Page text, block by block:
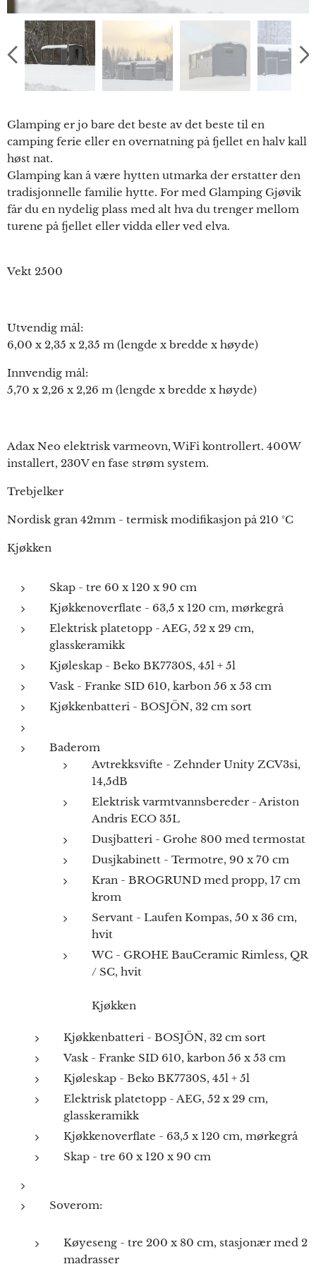
Glamping er jo bare det beste av det beste til en
camping ferie eller en overnatning på fjellet en halv kall
høst nat.
Glamping kan å være hytten utmarka der erstatter den
tradisjonnelle familie hytte. For med Glamping Gjøvik
får du en nydelig plass med alt hva du trenger mellom
turene på fjellet eller vidda eller ved elva.
Vekt 2500
Utvendig mål:
6,00 x 2,35 x 2,35 m (lengde x bredde x høyde)
Innvendig mål:
5,70 x 2,26 x 2,26 m (lengde x bredde x høyde)
Adax Neo elektrisk varmeovn, WiFi kontrollert. 400W
installert, 230V en fase strøm system.
Trebjelker
Nordisk gran 42mm - termisk modifikasjon på 210 °C
Kjøkken
Skap - tre 60 x 120 x 90 cm
Kjøkkenoverflate - 63,5 x 120 cm, mørkegrå
Elektrisk platetopp - AEG, 52 x 29 cm,
glasskeramikk
Kjøleskap - Beko BK7730S, 45l + 5l
Vask - Franke SID 610, karbon 56 x 53 cm
Kjøkkenbatteri - BOSJÖN, 32 cm sort
Baderom
Avtrekksvifte - Zehnder Unity ZCV3si,
14,5dB
Elektrisk varmtvannsbereder - Ariston
Andris ECO 35L
Dusjbatteri - Grohe 800 med termostat
Dusjkabinett - Termotre, 90 x 70 cm
Kran - BROGRUND med propp, 17 cm
krom
Servant - Laufen Kompas, 50 x 36 cm,
hvit
WC - GROHE BauCeramic Rimless, QR
/ SC, hvit
Kjøkken
Kjøkkenbatteri - BOSJÖN, 32 cm sort
Vask - Franke SID 610, karbon 56 x 53 cm
Kjøleskap - Beko BK7730S, 45l + 5l
Elektrisk platetopp - AEG, 52 x 29 cm,
glasskeramikk
Kjøkkenoverflate - 63,5 x 120 cm, mørkegrå
Skap - tre 60 x 120 x 90 cm
Soverom:
Køyeseng - tre 200 x 80 cm, stasjonær med 2
madrasser